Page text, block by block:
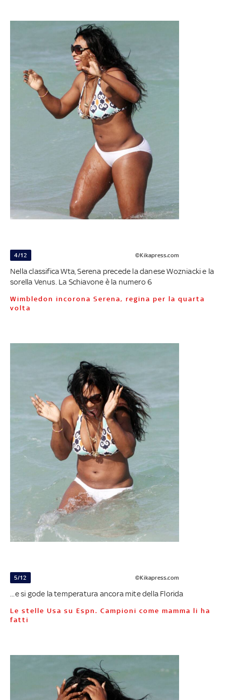
4/12 ©Kikapress.com
Nella classifica Wta, Serena precede la danese Wozniacki e la
sorella Venus. La Schiavone è la numero 6
Wimbledon incorona Serena, regina per la quarta
volta
5/12 ©Kikapress.com
...e si gode la temperatura ancora mite della Florida
Le stelle Usa su Espn. Campioni come mamma li ha
fatti